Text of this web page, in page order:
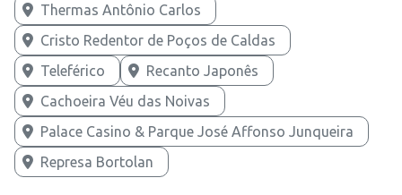
Thermas Antônio Carlos
Cristo Redentor de Poços de Caldas
Teleférico
Recanto Japonês
Cachoeira Véu das Noivas
Palace Casino & Parque José Affonso Junqueira
Represa Bortolan